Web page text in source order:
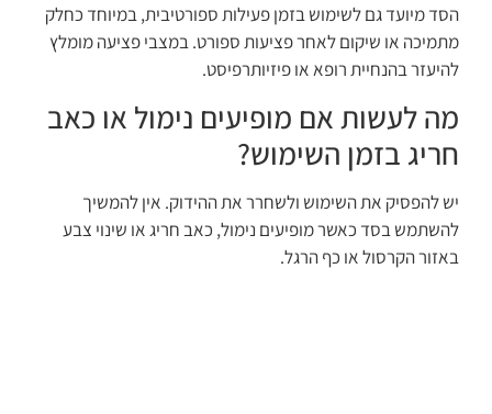
הסד מיועד גם לשימוש בזמן פעילות ספורטיבית, במיוחד כחלק
מתמיכה או שיקום לאחר פציעות ספורט. במצבי פציעה מומלץ
להיעזר בהנחיית רופא או פיזיותרפיסט.
מה לעשות אם מופיעים נימול או כאב
חריג בזמן השימוש?
יש להפסיק את השימוש ולשחרר את ההידוק. אין להמשיך
להשתמש בסד כאשר מופיעים נימול, כאב חריג או שינוי צבע
באזור הקרסול או כף הרגל.